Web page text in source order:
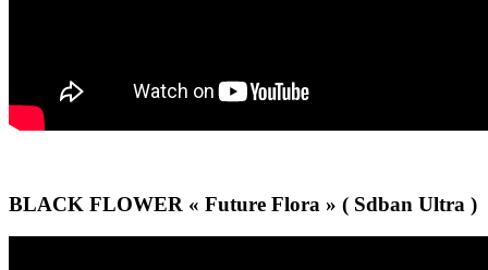
BLACK FLOWER « Future Flora » ( Sdban Ultra )